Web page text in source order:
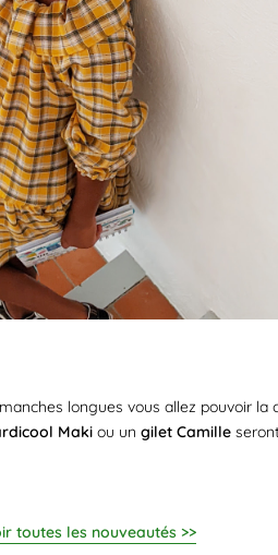
longues vous allez pouvoir la
Maki ou un gilet Camille
toutes les nouveautés >>